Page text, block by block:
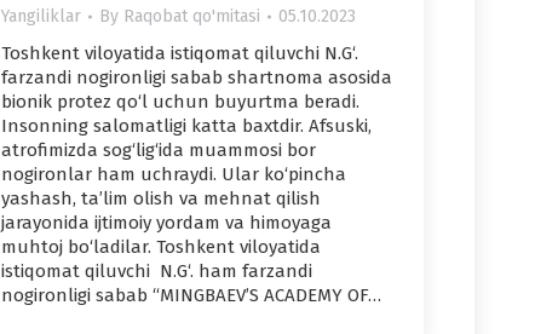
Yangiliklar By Raqobat qo'mitasi 05.10.2023
Toshkent viloyatida istiqomat qiluvchi N.G‘.
farzandi nogironligi sabab shartnoma asosida
bionik protez qo‘l uchun buyurtma beradi.
Insonning salomatligi katta baxtdir. Afsuski,
atrofimizda sog‘lig‘ida muammosi bor
nogironlar ham uchraydi. Ular ko‘pincha
yashash, ta’lim olish va mehnat qilish
jarayonida ijtimoiy yordam va himoyaga
muhtoj bo‘ladilar. Toshkent viloyatida
istiqomat qiluvchi N.G‘. ham farzandi
nogironligi sabab “MINGBAEV’S ACADEMY OF…